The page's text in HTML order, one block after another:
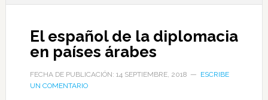
El español de la diplomacia
en países árabes
FECHA DE PUBLICACIÓN: 14 SEPTIEMBRE, 2018
ESCRIBE
UN COMENTARIO